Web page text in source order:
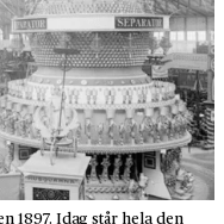
1897. Idag står hela den